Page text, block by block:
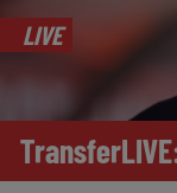
LIVE